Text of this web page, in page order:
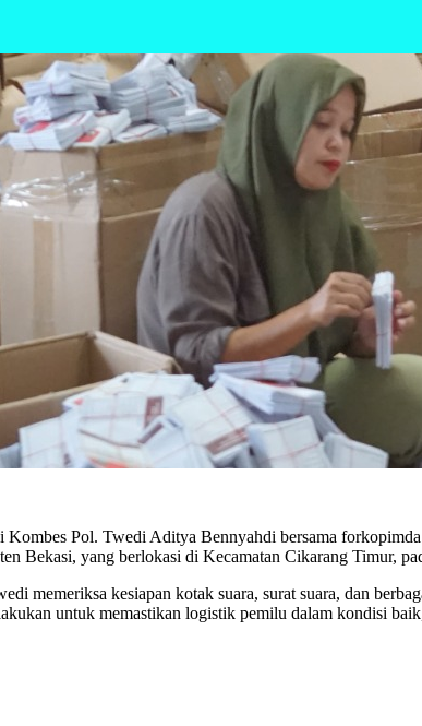
Pol. Twedi Aditya Bennyahdi bersama
Bekasi, yang berlokasi di Kecamatan Cikarang Timur,
memeriksa kesiapan kotak suara, surat suara, dan
untuk memastikan logistik pemilu dalam kondisi baik,